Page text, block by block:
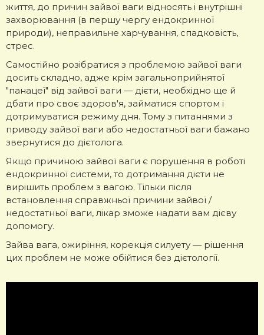
життя, до причин зайвої ваги відносять і внутрішні
захворювання (в першу чергу ендокринної
природи), неправильне харчування, спадковість,
стрес.
Самостійно розібратися з проблемою зайвої ваги
досить складно, адже крім загальноприйнятої
"панацеї" від зайвої ваги — дієти, необхідно ще й
дбати про своє здоров'я, займатися спортом і
дотримуватися режиму дня. Тому з питаннями з
приводу зайвої ваги або недостатньої ваги бажано
звернутися до дієтолога.
Якщо причиною зайвої ваги є порушення в роботі
ендокринної системи, то дотримання дієти не
вирішить проблем з вагою. Тільки після
встановлення справжньої причини зайвої /
недостатньої ваги, лікар зможе надати вам дієву
допомогу.
Зайва вага, ожиріння, корекція силуету — рішення
цих проблем не може обійтися без дієтології.